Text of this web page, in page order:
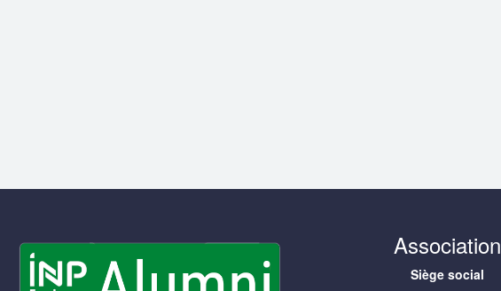
Association
Siège social